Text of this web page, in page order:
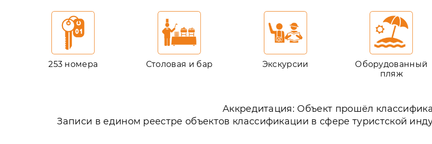
253 номера Столовая и бар Экскурсии
Оборудованный
пляж
Аккредитация: Объект прошёл
Записи в едином реестре объектов классификации в сфере туристской